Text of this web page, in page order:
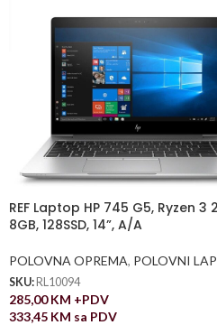
REF Laptop HP 745 G5, Ryzen 3
8GB, 128SSD, 14”, A/A
POLOVNA OPREMA, POLOVNI
SKU: RL10094
285,00KM +PDV
333,45 KM sa PDV